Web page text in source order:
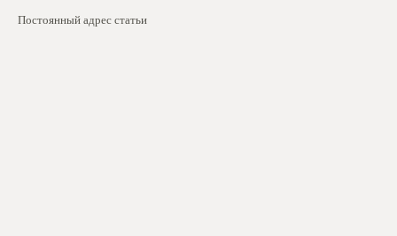
Постоянный адрес статьи